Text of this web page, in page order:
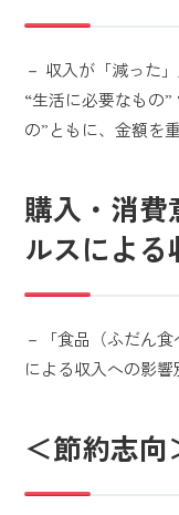
－ 収入が「減った
“生活に必要なもの
の”ともに、金額を
購入・消費
ルスによる
－「食品（ふだん
による収入への影
＜節約志向